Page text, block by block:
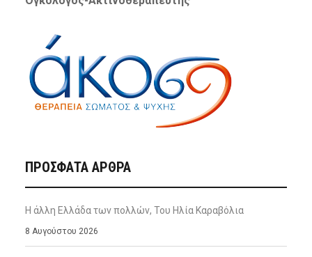
ΠΡΌΣΦΑΤΑ ΆΡΘΡΑ
Η άλλη Ελλάδα των πολλών, Του Ηλία Καραβόλια
8 Αυγούστου 2026